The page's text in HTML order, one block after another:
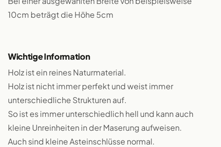
10cm beträgt die Höhe 5cm
Wichtige Information
Holz ist ein reines Naturmaterial.
Holz ist nicht immer perfekt und weist immer
unterschiedliche Strukturen auf.
So ist es immer unterschiedlich hell und kann auch
kleine Unreinheiten in der Maserung aufweisen.
Auch sind kleine Asteinschlüsse normal.